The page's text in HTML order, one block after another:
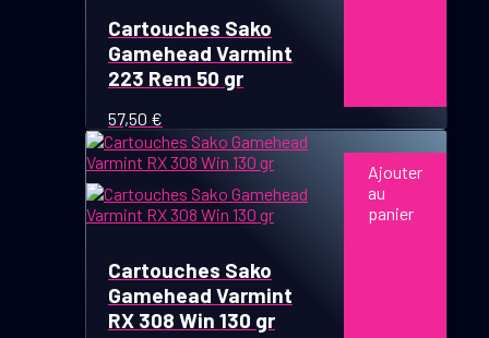
Cartouches Sako
Gamehead Varmint
223 Rem 50 gr
57,50 €
Cartouches Sako
Gamehead Varmint
RX 308 Win 130 gr
Ajouter
au
panier